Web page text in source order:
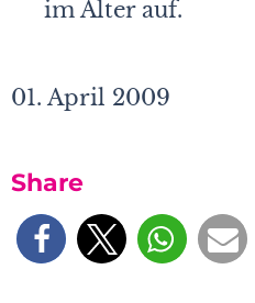
im Alter auf.
01. April 2009
Share